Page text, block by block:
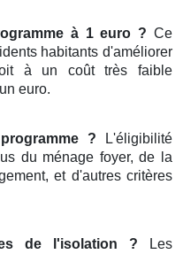
à 1 euro ? Ce
habitants d'améliorer
à un coût très faible
euro.
? L'éligibilité
du ménage foyer, de la
et d'autres critères
de l'isolation ? Les